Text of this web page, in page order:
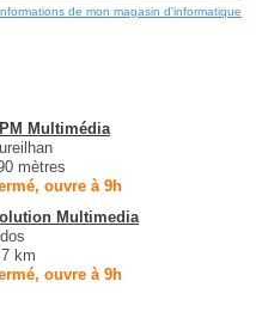
de mon magasin d'informatique
Multimédia
mètres
ouvre à 9h
Multimedia
km
ouvre à 9h